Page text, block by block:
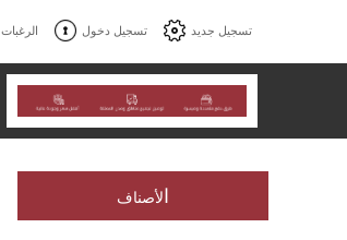
تسجيل جديد تسجيل دخول الرغبات
لأصناف